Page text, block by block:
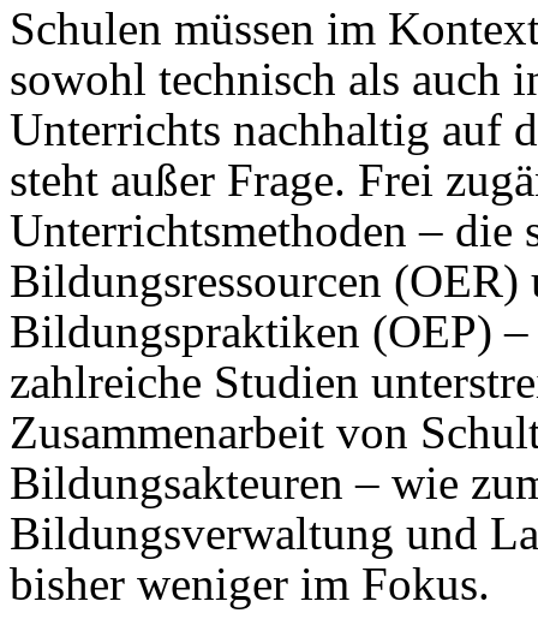
Schulen müssen im
sowohl technisch als auch
Unterrichts nachhaltig auf
steht außer Frage. Frei
Unterrichtsmethoden – die
Bildungsressourcen (OER)
Bildungspraktiken (OEP)
zahlreiche Studien
Zusammenarbeit von
Bildungsakteuren – wie
Bildungsverwaltung und
bisher weniger im Fokus.